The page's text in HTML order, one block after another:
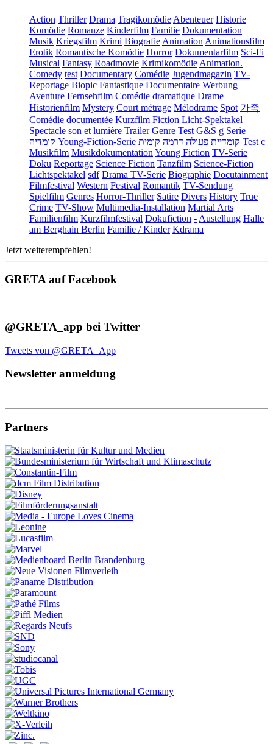
Action Thriller Drama Tragikomödie Abenteuer Historie
Komödie Romanze Kinderfilm Familie Dokumentation
Musik Kriegsfilm Krimi Biografie Animation Animationsfilm
Erotik Romantische Komödie Horror Dokumentarfilm Sci-Fi
Musical Fantasy Roadmovie Krimikomödie Animation.
Comedy test Documentary Comédie Jugendmagazin TV-
Reportage Biopic Fantastique Documentaire Werbung
Aventure Fernsehfilm Comédie dramatique Drame
Historienfilm Mystery Court métrage Mélodrame Spot 가족
Comédie documentée Kurzfilm Fiction Licht-Spektakel
Spectacle son et lumière Trailer Genre Test G&S g Serie
קומדיה Young-Fiction-Serie קומדיית פעולה דרמה קומית
Test c
Musikfilm Musikdokumentation Young Fiction TV-Serie
Doku Reportage Science Fiction Tanzfilm Science-Fiction
Lichtspektakel sdf Drama TV-Serie Biographie Docutainment
Filmfestival Western Festival Romantik TV-Sendung
Spielfilm Genres Horror-Thriller Satire Divers History True
Crime TV-Show Multimedia-Installation Martial Arts
Familienfilm Kurzfilmfestival Dokufiction - Austellung Halle
am Berghain Berlin Familie / Kinder Kdrama
Jetzt weiterempfehlen!
GRETA auf Facebook
@GRETA_app bei Twitter
Tweets von @GRETA_App
Newsletter anmeldung
Partners